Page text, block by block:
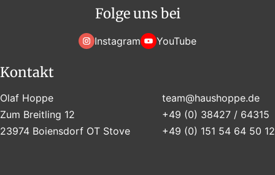
Folge uns bei
Instagram YouTube
Kontakt
Olaf Hoppe
Zum Breitling 12
23974 Boiensdorf OT Stove
team@haushoppe.de
+49 (0) 38427 / 64315
+49 (0) 151 54 64 50 12